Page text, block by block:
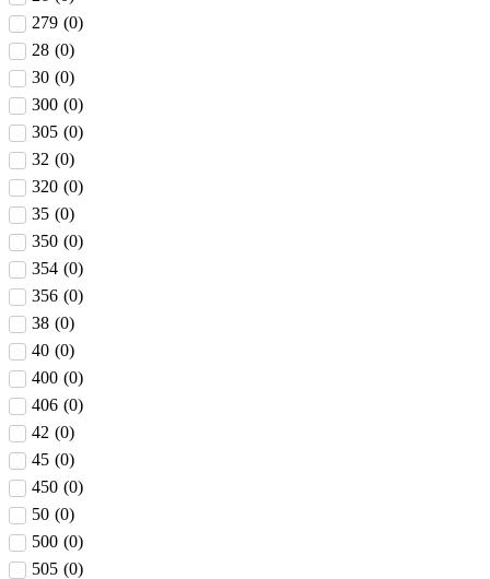
279 (0)
28 (0)
30 (0)
300 (0)
305 (0)
32 (0)
320 (0)
35 (0)
350 (0)
354 (0)
356 (0)
38 (0)
40 (0)
400 (0)
406 (0)
42 (0)
45 (0)
450 (0)
50 (0)
500 (0)
505 (0)